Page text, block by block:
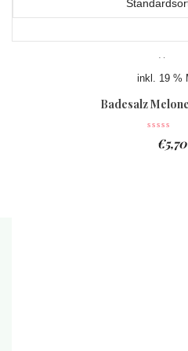
inkl. 19 %
Badesalz
€5,70